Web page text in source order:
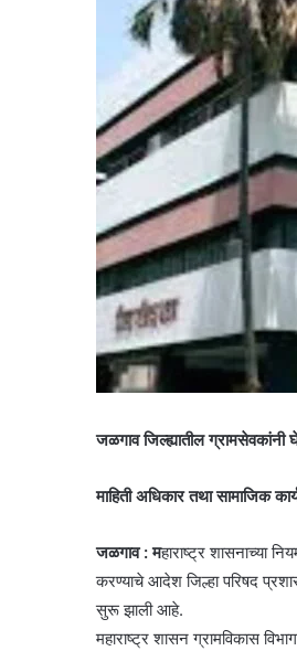
जळगाव जिल्ह्यातील
माहिती अधिकार तथा सामाजिक
जळगाव : महाराष्ट्र शासनाच्या
करण्याचे आदेश जिल्हा परिषद
सुरू झाली आहे.
महाराष्ट्र शासन ग्रामविकास